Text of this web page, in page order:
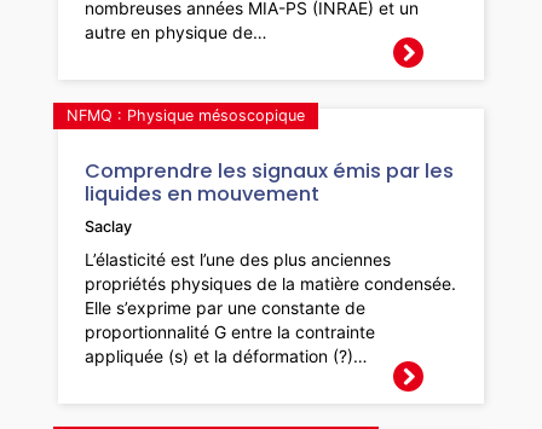
nombreuses années MIA-PS (INRAE) et un
autre en physique de…
Comprendre les signaux émis par les
liquides en mouvement
NFMQ : Physique mésoscopique
Saclay
L’élasticité est l’une des plus anciennes
propriétés physiques de la matière condensée.
Elle s’exprime par une constante de
proportionnalité G entre la contrainte
appliquée (s) et la déformation (?)…